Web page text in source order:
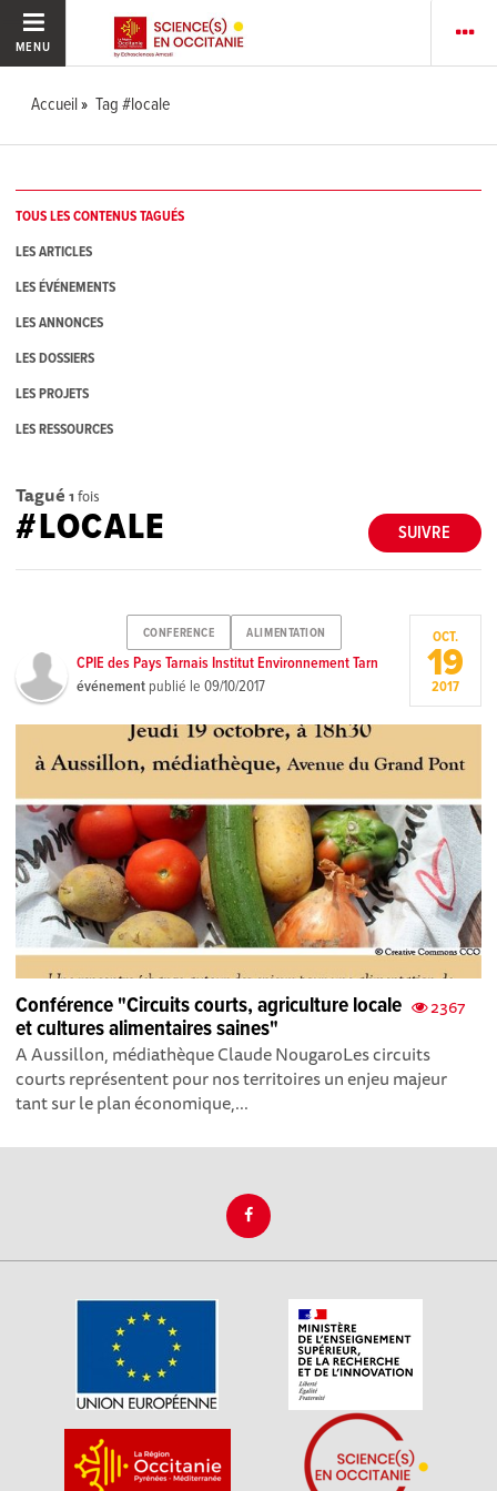
MENU
Accueil Tag #locale
TOUS LES CONTENUS TAGUÉS
LES ARTICLES
LES ÉVÉNEMENTS
LES ANNONCES
LES DOSSIERS
LES PROJETS
LES RESSOURCES
Tagué 1 fois
SUIVRE
#LOCALE
CONFERENCE ALIMENTATION
CPIE des Pays Tarnais Institut Environnement Tarn
événement publié le09/10/2017
OCT.
19
2017
2367
Conférence "Circuits courts, agriculture locale
et cultures alimentaires saines"
A Aussillon, médiathèque Claude NougaroLes circuits
courts représentent pour nos territoires un enjeu majeur
tant sur le plan économique,...